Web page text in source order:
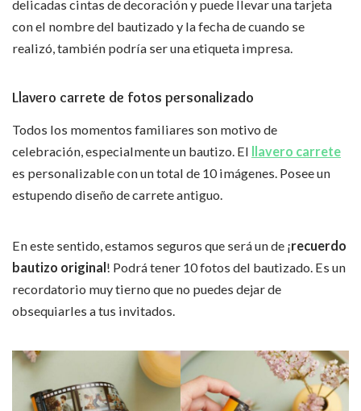
delicadas cintas de decoración y puede llevar una tarjeta
con el nombre del bautizado y la fecha de cuando se
realizó, también podría ser una etiqueta impresa.
Llavero carrete de fotos personalizado
Todos los momentos familiares son motivo de
celebración, especialmente un bautizo. El
llavero carrete
es personalizable con un total de 10 imágenes. Posee un
estupendo diseño de carrete antiguo.
En este sentido, estamos seguros que será un de ¡recuerdo
bautizo original ! Podrá tener 10 fotos del bautizado. Es un
recordatorio muy tierno que no puedes dejar de
obsequiarles a tus invitados.